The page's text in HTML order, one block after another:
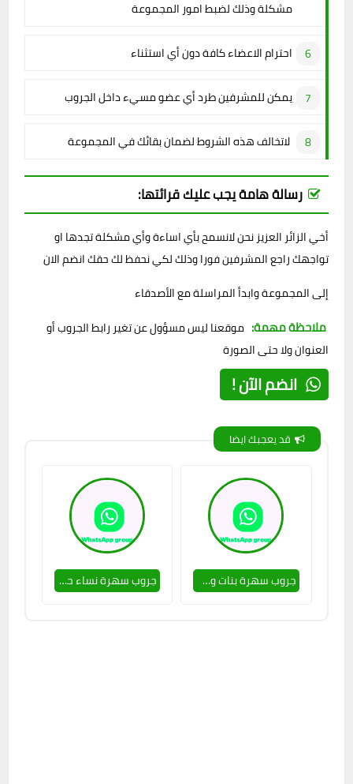
مشكلة وذلك لضبط امور المجموعة
احترام الاعضاء كافة دون أي استثناء
يمكن للمشرفين طرد أي عضو مسيء داخل الجروب
لاتخالف هذه الشروط لضمان بقائك في المجموعة
رسالة هامة يجب عليك قرائتها:
أخي الزائر العزيز نحن لانسمح بأي اساءة وأي مشكلة تجدها او
تواجهك راجع المشرفين فورا وذلك لكي نحفظ لك حقك انضم الان
إلى المجموعة وابدأ المراسلة مع الأصدقاء
ملاحظة مهمة: موقعنا ليس مسؤول عن تغير رابط الجروب أو
العنوان ولا حتى الصورة
انضم الآن !
قد يعجبك ايضا
جروب سهرة بنات وشباب 🥵👌 جروب سهرة نساء حلوين 💕🔥